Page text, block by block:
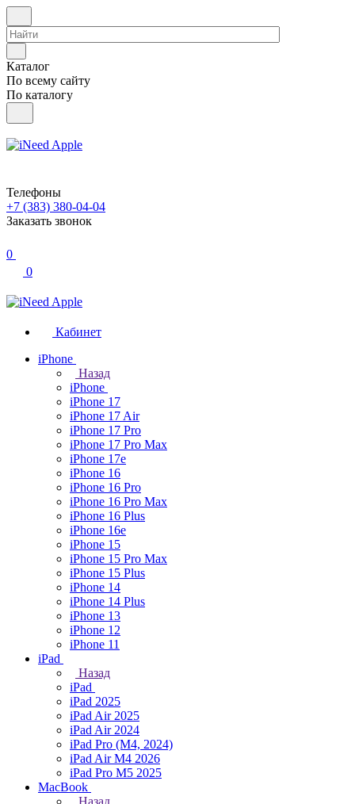
Каталог
По всему сайту
По каталогу
Телефоны
+7 (383) 380-04-04
Заказать звонок
0
0
Кабинет
iPhone
Назад
iPhone
iPhone 17
iPhone 17 Air
iPhone 17 Pro
iPhone 17 Pro Max
iPhone 17e
iPhone 16
iPhone 16 Pro
iPhone 16 Pro Max
iPhone 16 Plus
iPhone 16e
iPhone 15
iPhone 15 Pro Max
iPhone 15 Plus
iPhone 14
iPhone 14 Plus
iPhone 13
iPhone 12
iPhone 11
iPad
Назад
iPad
iPad 2025
iPad Air 2025
iPad Air 2024
iPad Pro (M4, 2024)
iPad Air M4 2026
iPad Pro M5 2025
MacBook
Назад